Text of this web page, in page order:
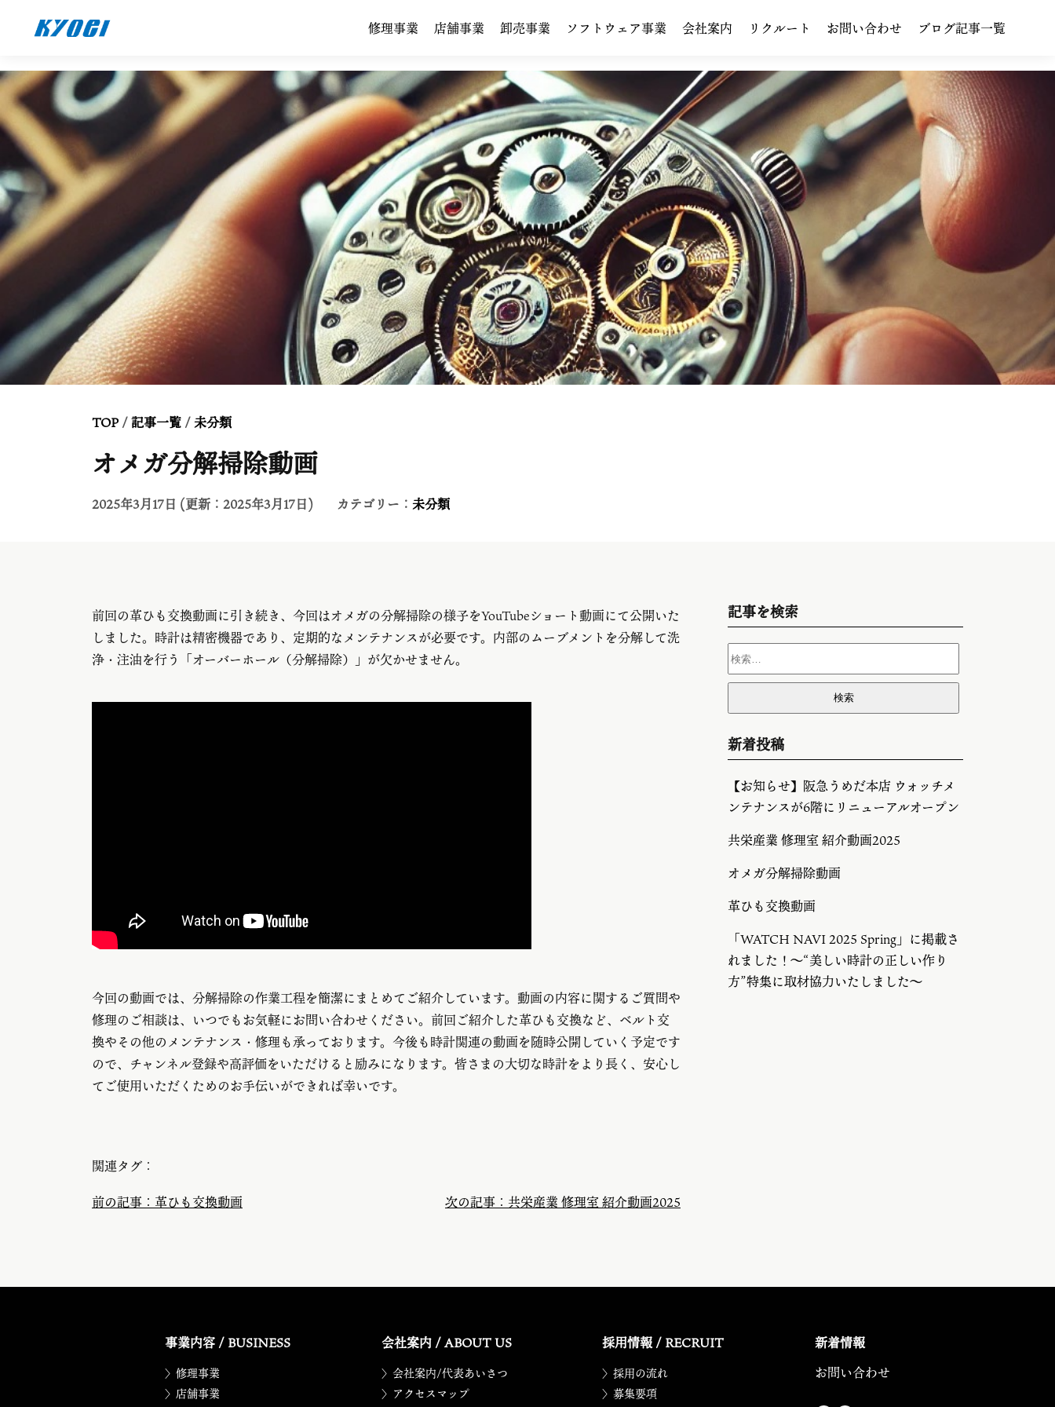
修理事業 店舗事業 卸売事業 ソフトウェア事業 会社案内 リクルート お問い合わせ ブログ記事一覧
TOP/記事一覧 /未分類
オメガ分解掃除動画
2025年3月17日 (更新：2025年3月17日) カテゴリー： 未分類
前回の革ひも交換動画に引き続き、今回はオメガの分解掃除の様子をYouTubeショート動画にて公開いた
しました。時計は精密機器であり、定期的なメンテナンスが必要です。内部のムーブメントを分解して洗
浄・注油を行う「オーバーホール（分解掃除）」が欠かせません。
今回の動画では、分解掃除の作業工程を簡潔にまとめてご紹介しています。動画の内容に関するご質問や
修理のご相談は、いつでもお気軽にお問い合わせください。前回ご紹介した革ひも交換など、ベルト交
換やその他のメンテナンス・修理も承っております。今後も時計関連の動画を随時公開していく予定です
ので、チャンネル登録や高評価をいただけると励みになります。皆さまの大切な時計をより長く、安心し
てご使用いただくためのお手伝いができれば幸いです。
関連タグ：
前の記事：革ひも交換動画
次の記事：共栄産業 修理室 紹介動画2025
記事を検索
新着投稿
【お知らせ】阪急うめだ本店 ウォッチメ
ンテナンスが6階にリニューアルオープン
共栄産業 修理室 紹介動画2025
オメガ分解掃除動画
革ひも交換動画
「WATCH NAVI 2025 Spring」に掲載さ
れました！～“美しい時計の正しい作り
方”特集に取材協力いたしました～
事業内容 / BUSINESS
〉修理事業
〉店舗事業
会社案内 / ABOUT US
〉会社案内/代表あいさつ
〉アクセスマップ
採用情報 / RECRUIT
〉採用の流れ
〉募集要項
新着情報
お問い合わせ